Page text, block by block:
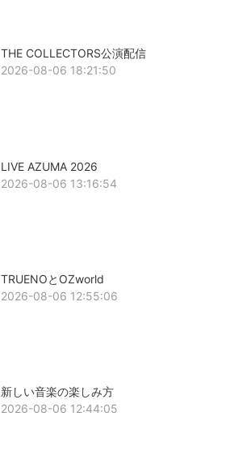
THE COLLECTORS公演配信
2026-08-06 18:21:50
LIVE AZUMA 2026
2026-08-06 13:16:54
TRUENOとOZworld
2026-08-06 12:55:06
新しい音楽の楽しみ方
2026-08-06 12:44:05